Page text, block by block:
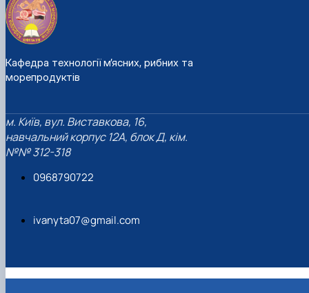
Кафедра технології м’ясних, рибних та
морепродуктів
м. Київ, вул. Виставкова, 16,
навчальний корпус 12А, блок Д, кім.
№№ 312-318
0968790722
ivanyta07@gmail.com